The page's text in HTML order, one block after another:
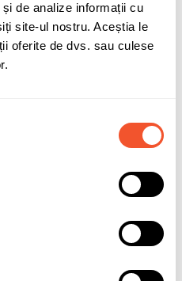
de analize informații cu
site-ul nostru. Aceștia le
oferite de dvs. sau culese
Garanție acumulatori